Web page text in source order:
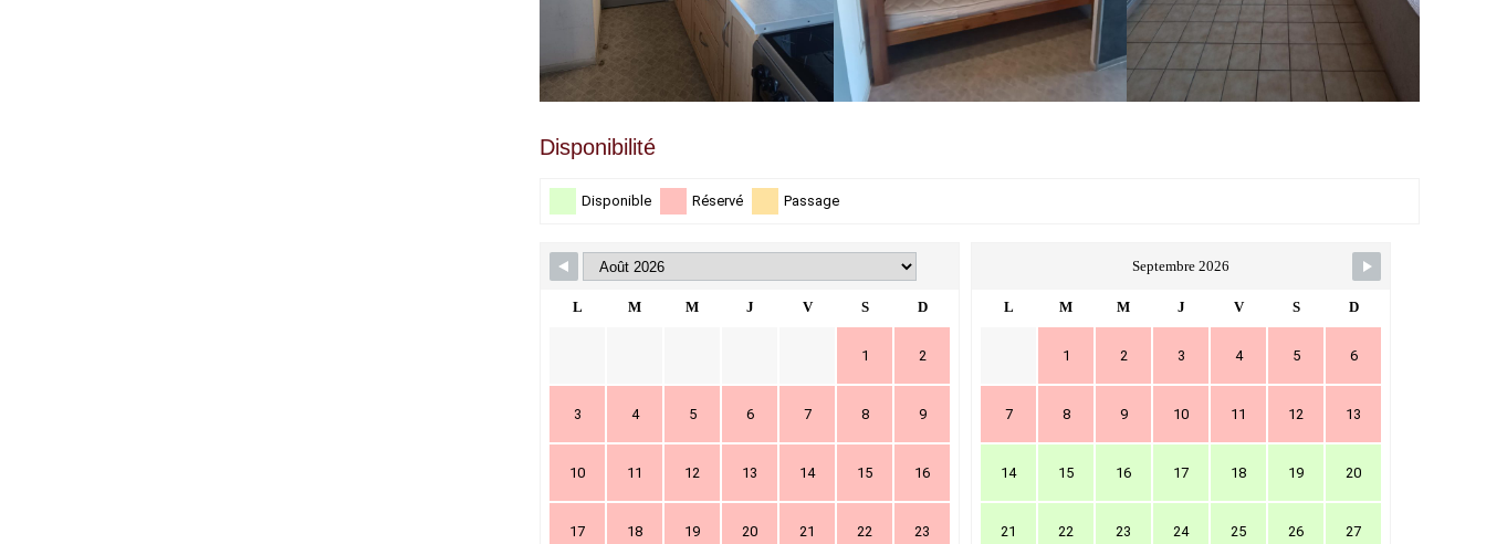
Disponibilité
Disponible Réservé Passage
L M M J V S D
1 2
3 4 5 6 7 8 9
10 11 12 13 14 15 16
17 18 19 20 21 22 23
Septembre 2026
L M M J V S D
1 2 3 4 5 6
7 8 9 10 11 12 13
14 15 16 17 18 19 20
21 22 23 24 25 26 27